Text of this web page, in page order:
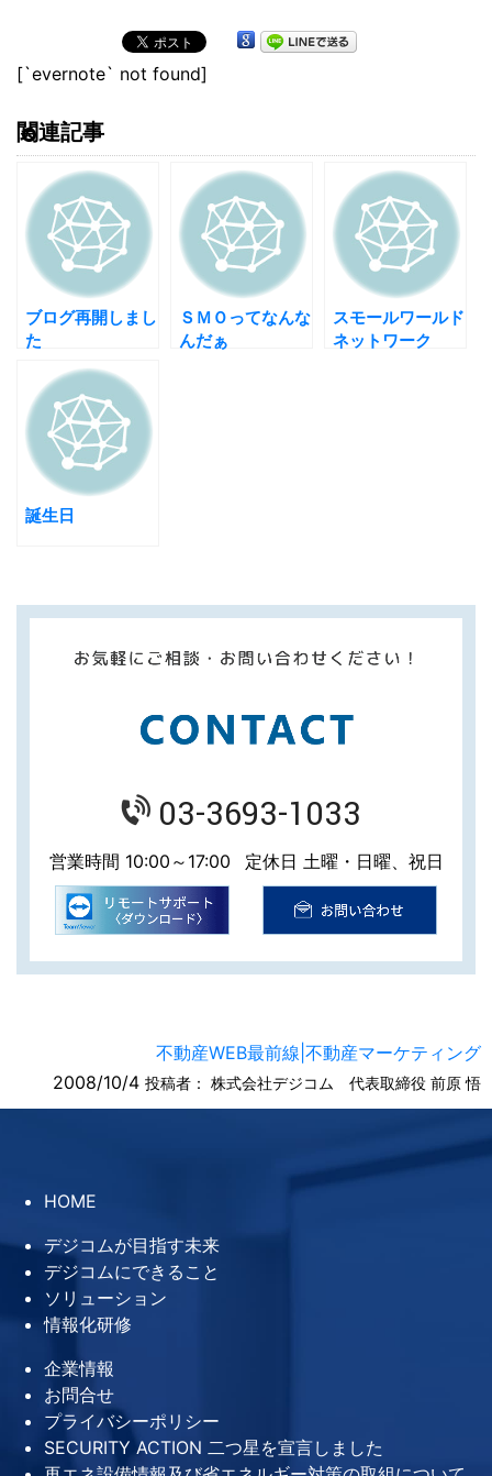
[`evernote` not found]
関連記事
ブログ再開しまし
た
ＳＭＯってなんな
んだぁ
スモールワールド
ネットワーク
誕生日
03-3693-1033
営業時間 10:00～17:00 定休日 土曜・日曜、祝日
不動産WEB最前線|不動産マーケティング
2008/10/4 投稿者： 株式会社デジコム 代表取締役 前原 悟
HOME
デジコムが目指す未来
デジコムにできること
ソリューション
情報化研修
企業情報
お問合せ
プライバシーポリシー
SECURITY ACTION 二つ星を宣言しました